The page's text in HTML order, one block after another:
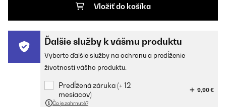
Vložiť do košíka
Ďalšie služby k vášmu produktu
Vyberte ďalšie služby na ochranu a predĺženie
životnosti vášho produktu.
Predĺžená záruka (+ 12
mesiacov)
9,90 €
Čo je zahrnuté?